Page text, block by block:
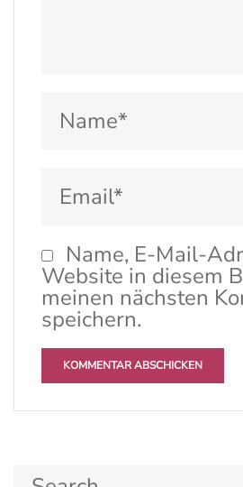
Name, E-Mail-
Website in diesem
meinen nächsten
speichern.